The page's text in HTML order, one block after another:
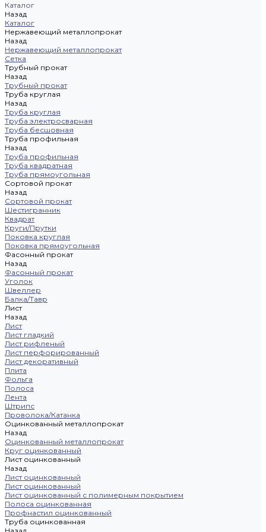
Каталог
Назад
Каталог
Нержавеющий металлопрокат
Назад
Нержавеющий металлопрокат
Сетка
Трубный прокат
Назад
Трубный прокат
Труба круглая
Назад
Труба круглая
Труба электросварная
Труба бесшовная
Труба профильная
Назад
Труба профильная
Труба квадратная
Труба прямоугольная
Сортовой прокат
Назад
Сортовой прокат
Шестигранник
Квадрат
Круги/Прутки
Поковка круглая
Поковка прямоугольная
Фасонный прокат
Назад
Фасонный прокат
Уголок
Швеллер
Балка/Тавр
Лист
Назад
Лист
Лист гладкий
Лист рифленый
Лист перфорированный
Лист декоративный
Плита
Фольга
Полоса
Лента
Штрипс
Проволока/Катанка
Оцинкованный металлопрокат
Назад
Оцинкованный металлопрокат
Круг оцинкованный
Лист оцинкованный
Назад
Лист оцинкованный
Лист оцинкованный
Лист оцинкованный с полимерным покрытием
Полоса оцинкованная
Профнастил оцинкованный
Труба оцинкованная